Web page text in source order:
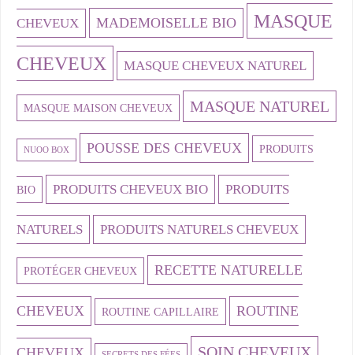
CHEVEUX MADEMOISELLE BIO
MASQUE
CHEVEUX
MASQUE CHEVEUX NATUREL
MASQUE MAISON CHEVEUX MASQUE NATUREL
NUOO BOX POUSSE DES CHEVEUX PRODUITS
BIO PRODUITS CHEVEUX BIO PRODUITS
NATURELS PRODUITS NATURELS CHEVEUX
PROTÉGER CHEVEUX RECETTE NATURELLE
CHEVEUX ROUTINE CAPILLAIRE ROUTINE
SOIN CHEVEUX